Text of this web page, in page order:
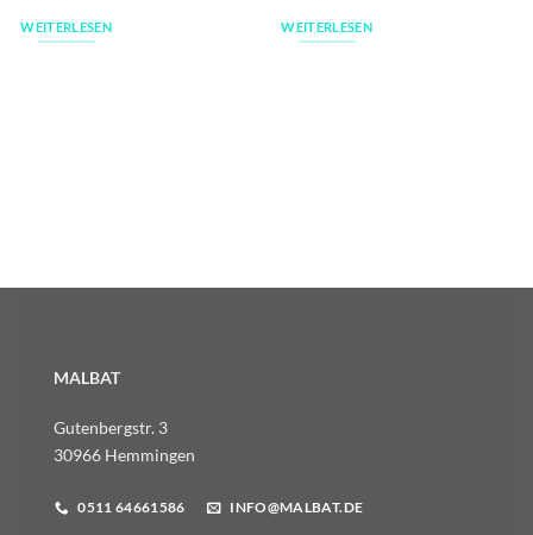
WEITERLESEN WEITERLESEN
MALBAT
Gutenbergstr. 3
30966 Hemmingen
0511 64661586 INFO@MALBAT.DE